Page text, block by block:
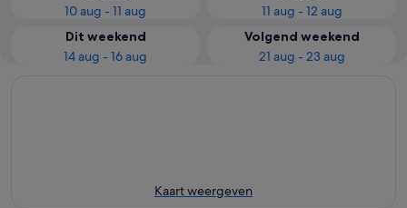
10 aug - 11 aug
11 aug - 12 aug
Dit weekend
14 aug - 16 aug
Volgend weekend
21 aug - 23 aug
Kaart weergeven